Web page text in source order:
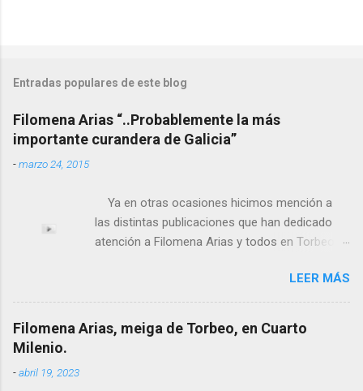
Entradas populares de este blog
Filomena Arias “..Probablemente la más
importante curandera de Galicia”
-marzo 24, 2015
Ya en otras ocasiones hicimos mención a
las distintas publicaciones que han dedicado
atención a Filomena Arias y todos en Torbeo
el pasado siglo tuvo esta “curandeira” por sus
“obras y milagros”, pero también como
excelente difusora del nombre de nuestro
pueblo, no en vano es reconocida por muchos
LEER MÁS
Filomena Arias, meiga de Torbeo, en Cuarto
Milenio.
-abril 19, 2023